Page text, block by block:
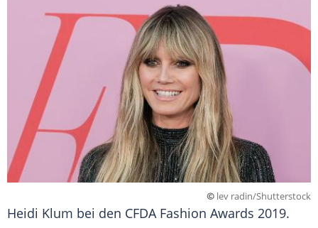
© lev radin/Shutterstock
Heidi Klum bei den CFDA Fashion Awards 2019.